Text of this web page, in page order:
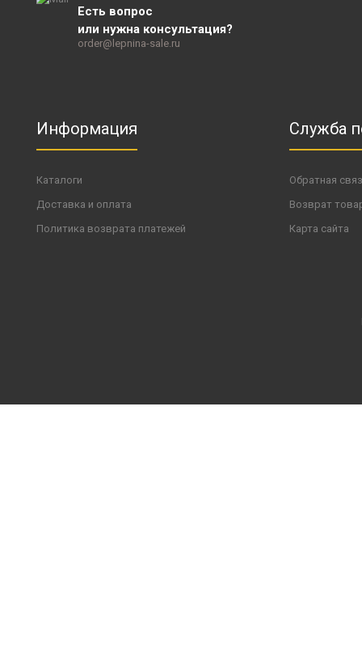
Есть вопрос
или нужна консультация?
order@lepnina-sale.ru
Информация
Каталоги
Доставка и оплата
Политика возврата платежей
Служба
Обратная
Возврат
Карта сайта